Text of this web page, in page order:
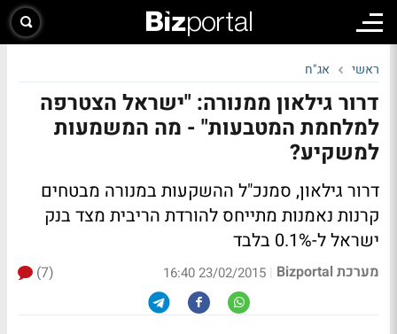
ראשי אג"ח
דרור גילאון ממנורה: "ישראל הצטרפה
למלחמת המטבעות" - מה המשמעות
למשקיע?
דרור גילאון, סמנכ"ל ההשקעות במנורה מבטחים
קרנות נאמנות מתייחס להורדת הריבית מצד בנק
ישראל ל-0.1% בלבד
מערכת Bizportal |
23/02/2015 16:40
(7)